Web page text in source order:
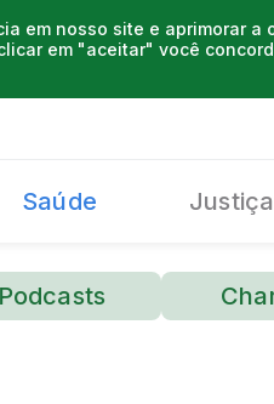
em nosso site e aprimorar a
em "aceitar" você
Saúde Justiça
Podcasts